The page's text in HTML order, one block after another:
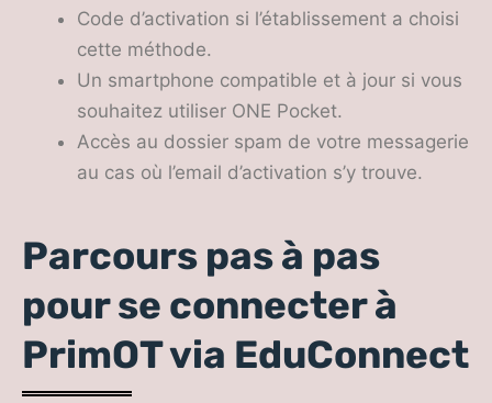
Code d’activation si l’établissement a choisi
cette méthode.
Un smartphone compatible et à jour si vous
souhaitez utiliser ONE Pocket.
Accès au dossier spam de votre messagerie
au cas où l’email d’activation s’y trouve.
Parcours pas à pas
pour se connecter à
PrimOT via EduConnect